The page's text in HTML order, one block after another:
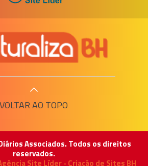
VOLTAR AO TOPO
Associados. Todos os direitos
reservados.
Site Líder - Criação de Sites BH